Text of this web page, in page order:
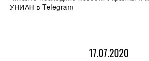
УНИАН в Telegram
17.07.2020